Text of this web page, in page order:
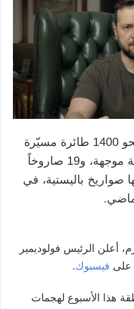
استخدم الغزاة الروس نحو 1400 طائرة مسيّرة
هجومية، ونحو 1500 قنبلة موجهة، و19 صاروخاً
صواريخ باليستية، في
أعلن الرئيس فولوديمير
على فيسبوك.
تعرّضت 15 منطقة هذا الأسبوع لهجمات